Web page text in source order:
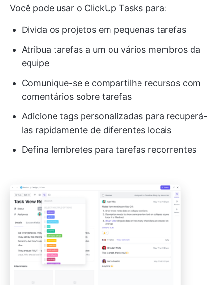
Você pode usar o ClickUp Tasks para:
Divida os projetos em pequenas tarefas
Atribua tarefas a um ou vários membros da
equipe
Comunique-se e compartilhe recursos com
comentários sobre tarefas
Adicione tags personalizadas para recuperá-
las rapidamente de diferentes locais
Defina lembretes para tarefas recorrentes